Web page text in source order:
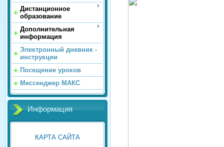
Дистанционное
образование
Дополнительная
информация
Электронный дневник -
инструкции
Посещение уроков
Мессенджер МАКС
Информация
КАРТА САЙТА